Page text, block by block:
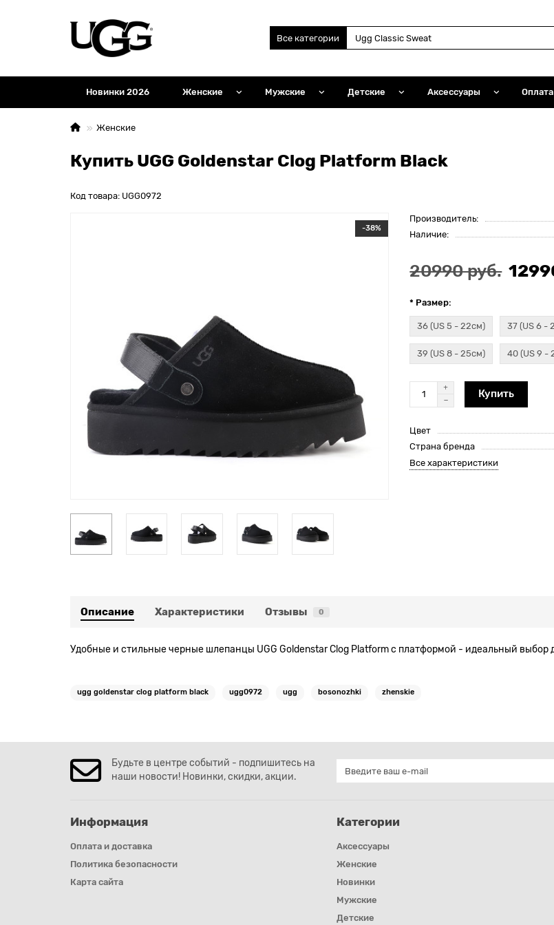
Все категории
Новинки 2026 Женские Мужские Детские Аксессуары
Женские
Купить UGG Goldenstar Clog Platform Black
Код товара: UGG0972
-38%
Производитель:
Наличие:
20990 руб.
* Размер:
36 (US 5 - 22см) 37 (US 6 -
39 (US 8 - 25см) 40 (US 9 -
Купить
Цвет
Страна бренда
Все характеристики
Описание Характеристики Отзывы 0
Удобные и стильные черные шлепанцы UGG Goldenstar Clog Platform с платформой - идеальный выбор
ugg goldenstar clog platform black ugg0972 ugg bosonozhki zhenskie
Будьте в центре событий - подпишитесь на
наши новости! Новинки, скидки, акции.
Информация
Оплата и доставка
Политика безопасности
Карта сайта
Категории
Аксессуары
Женские
Новинки
Мужские
Детские